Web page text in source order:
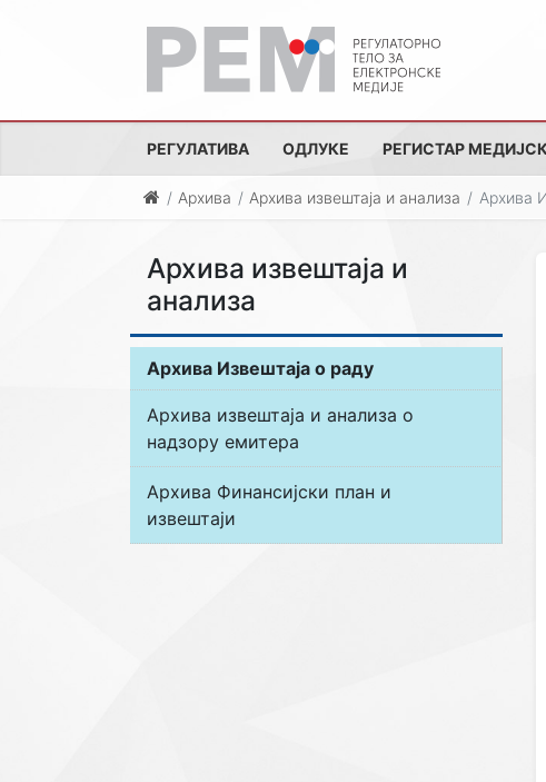
РЕГУЛАТИВА ОДЛУКЕ РЕГИСТАР
Архива Архива извештаја и анализа Архива
Архива извештаја и
анализа
Архива Извештаја о раду
Архива извештаја и анализа о
надзору емитера
Архива Финансијски план и
извештаји